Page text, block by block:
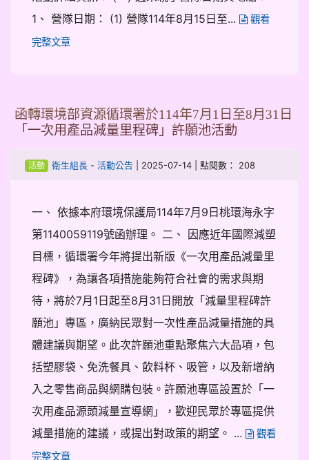
1、 營隊日期： (1) 營隊114年8月15日至...
觀看
完整文章
函轉環境部資源循環署於114年7月1日至8月31日
「一次用產品減量里程碑」許願池活動
活動 衛生組長- 活動公告 | 2025-07-14 | 點閱數： 208
一、 依據本府環境保護局114年7月9日桃環海永字
第1140059119號函辦理。 二、 因應近年國際減塑
目標，循環署今年將提出新版《一次用產品減量里
程碑》，為讓各項措施能夠符合社會的需求與期
待，將於7月1日起至8月31日開放「減量里程碑許
願池」專區，廣納民眾對一次性產品減量措施的具
體建議與期望。此次許願池重點聚焦六大品項，包
括塑膠袋、免洗餐具、飲料杯、吸管，以及新增納
入之零售商品與網購包裝。許願池專區設置於「一
次用產品源頭減量宣導網」，歡迎民眾於專區提供
減量措施的建議，或提出對政策的期望。 ...
觀看
完整文章